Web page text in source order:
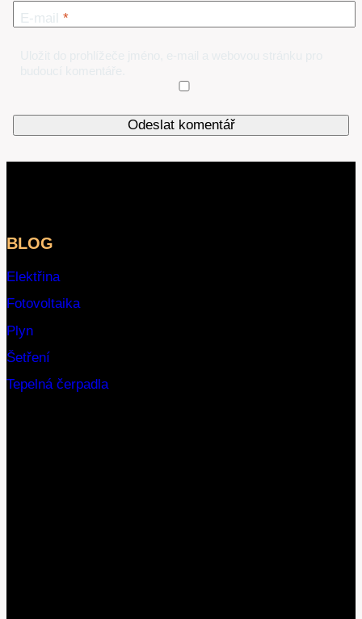
E-mail *
BLOG
Elektřina
Fotovoltaika
Plyn
Šetření
Tepelná čerpadla